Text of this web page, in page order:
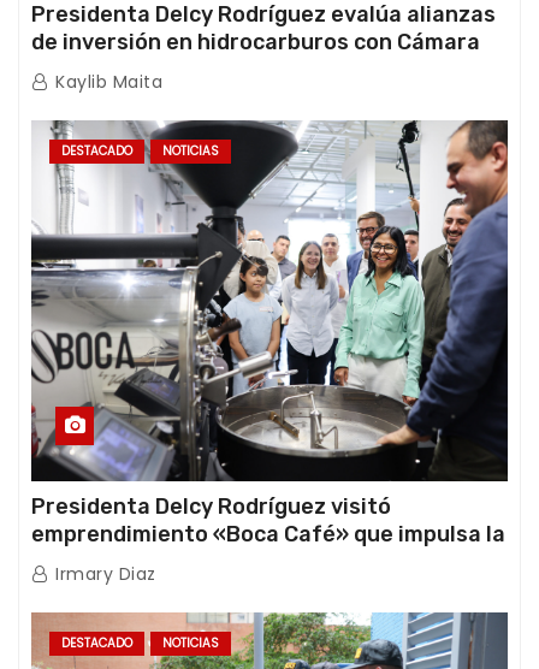
Presidenta Delcy Rodríguez evalúa alianzas
de inversión en hidrocarburos con Cámara
Africana de Energía
Kaylib Maita
DESTACADO NOTICIAS
Presidenta Delcy Rodríguez visitó
emprendimiento «Boca Café» que impulsa la
producción nacional hacia mercados
internacionales
Irmary Diaz
DESTACADO NOTICIAS